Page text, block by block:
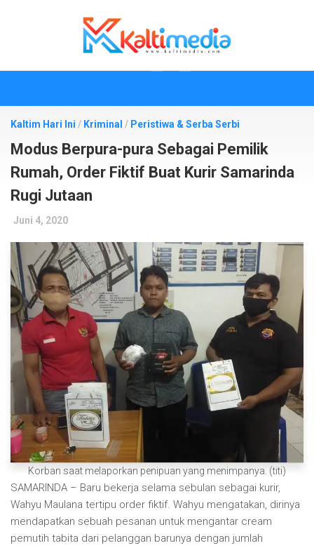
Kaltim Hari Ini / Kriminal / Peristiwa & Serba Serbi
Modus Berpura-pura Sebagai Pemilik
Rumah, Order Fiktif Buat Kurir Samarinda
Rugi Jutaan
Juni 4, 2020
Korban saat melaporkan penipuan yang menimpanya. (titi)
SAMARINDA – Baru bekerja selama sebulan sebagai kurir,
Wahyu Maulana tertipu order fiktif. Wahyu mengatakan, dirinya
mendapatkan sebuah pesanan untuk mengantar cream
pemutih tabita dari pelanggan barunya dengan jumlah